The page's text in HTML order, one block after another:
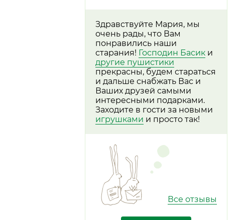
Здравствуйте Мария, мы
очень рады, что Вам
понравились наши
старания! Господин Басик и
другие пушистики
прекрасны, будем стараться
и дальше снабжать Вас и
Ваших друзей самыми
интересными подарками.
Заходите в гости за новыми
игрушками и просто так!
Все отзывы